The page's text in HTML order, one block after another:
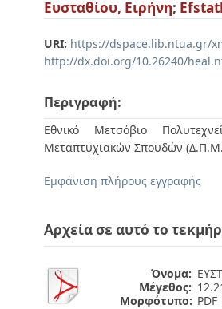
Ευσταθίου, Ειρήνη;
URI: https://dspace.lib.ntua.gr/
http://dx.doi.org/10.26240/
Περιγραφή:
Εθνικό Μετσόβιο
Μεταπτυχιακών Σπουδών
Εμφάνιση πλήρους εγγραφής
Αρχεία σε αυτό το
Όνομα:
Μέγεθος:
Μορφότυπο: PDF